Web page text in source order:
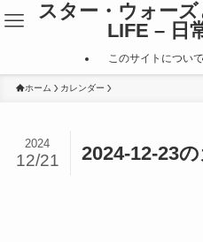
スター・ウォー
LIFE – 日
このサイトについて
ホーム カレンダー
2024-12-23
2024
12/21